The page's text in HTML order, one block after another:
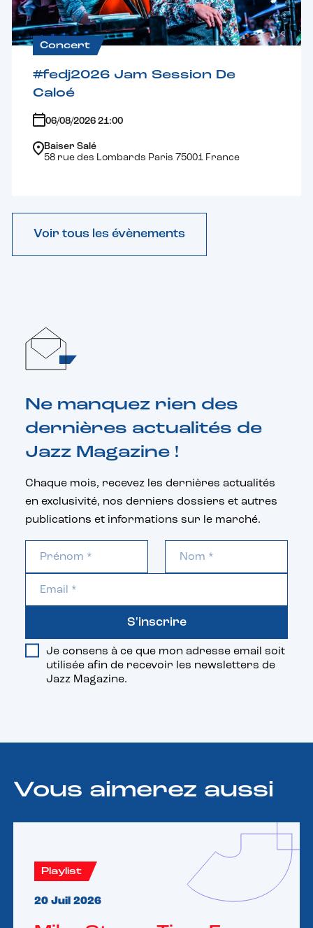
Concert
#fedj2026 Jam Session De
Caloé
06/08/2026 21:00
Baiser Salé
58 rue des Lombards Paris 75001 France
Voir tous les évènements
Ne manquez rien des
dernières actualités de
Jazz Magazine !
Chaque mois, recevez les dernières actualités
en exclusivité, nos derniers dossiers et autres
publications et informations sur le marché.
Je consens à ce que mon adresse email soit
utilisée afin de recevoir les newsletters de
Jazz Magazine.
S'inscrire
Vous aimerez aussi
Playlist
20 Juil 2026